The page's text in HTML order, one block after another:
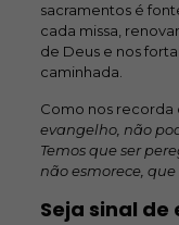
sacramentos é
cada missa,
de Deus e nos
caminhada.
Como nos recorda
evangelho, não
Temos que ser
não esmorece,
Seja sinal